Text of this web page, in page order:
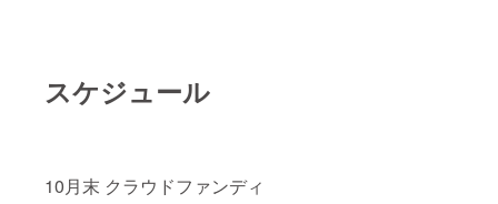
スケジュール
10月末 クラウドファンディ